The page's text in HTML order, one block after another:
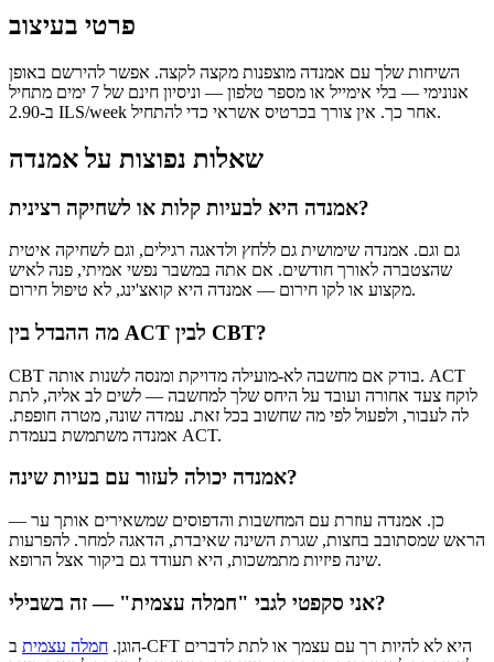
פרטי בעיצוב
השיחות שלך עם אמנדה מוצפנות מקצה לקצה. אפשר להירשם באופן
אנונימי — בלי אימייל או מספר טלפון — וניסיון חינם של 7 ימים מתחיל
ב-2.90 ILS/week אחר כך. אין צורך בכרטיס אשראי כדי להתחיל.
שאלות נפוצות על אמנדה
אמנדה היא לבעיות קלות או לשחיקה רצינית?
גם וגם. אמנדה שימושית גם ללחץ ולדאגה רגילים, וגם לשחיקה איטית
שהצטברה לאורך חודשים. אם אתה במשבר נפשי אמיתי, פנה לאיש
מקצוע או לקו חירום — אמנדה היא קואצ'ינג, לא טיפול חירום.
מה ההבדל בין ACT לבין CBT?
CBT בודק אם מחשבה לא-מועילה מדויקת ומנסה לשנות אותה. ACT
לוקח צעד אחורה ועובד על היחס שלך למחשבה — לשים לב אליה, לתת
לה לעבור, ולפעול לפי מה שחשוב בכל זאת. עמדה שונה, מטרה חופפת.
אמנדה משתמשת בעמדת ACT.
אמנדה יכולה לעזור עם בעיות שינה?
כן. אמנדה עוזרת עם המחשבות והדפוסים שמשאירים אותך ער —
הראש שמסתובב בחצות, שגרת השינה שאיבדת, הדאגה למחר. להפרעות
שינה פיזיות מתמשכות, היא תעודד גם ביקור אצל הרופא.
אני סקפטי לגבי "חמלה עצמית" — זה בשבילי?
הוגן. חמלה עצמית ב-CFT היא לא להיות רך עם עצמך או לתת לדברים